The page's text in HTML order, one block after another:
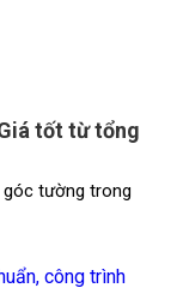
tốt từ tổng
góc tường trong